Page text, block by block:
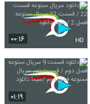
۰۰:۱۶ HD
۰۱:۱۹